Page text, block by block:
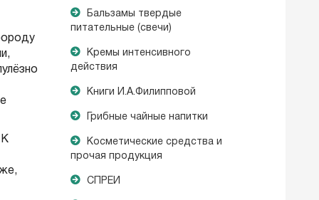
К
Бальзамы твердые
питательные (свечи)
Кремы интенсивного
действия
Книги И.А.Филипповой
Грибные чайные напитки
Косметические средства и
прочая продукция
СПРЕИ